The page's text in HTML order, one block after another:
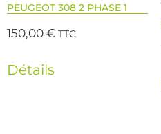
PEUGEOT 308 2 PHASE 1
150,00€ TTC
Détails